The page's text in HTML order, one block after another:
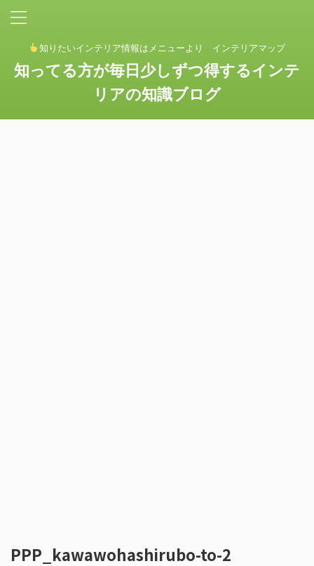
知りたいインテリア情報はメニューより インテリアマップ
知ってる方が毎日少しずつ得するインテ
リアの知識ブログ
PPP_kawawohashirubo-to-2